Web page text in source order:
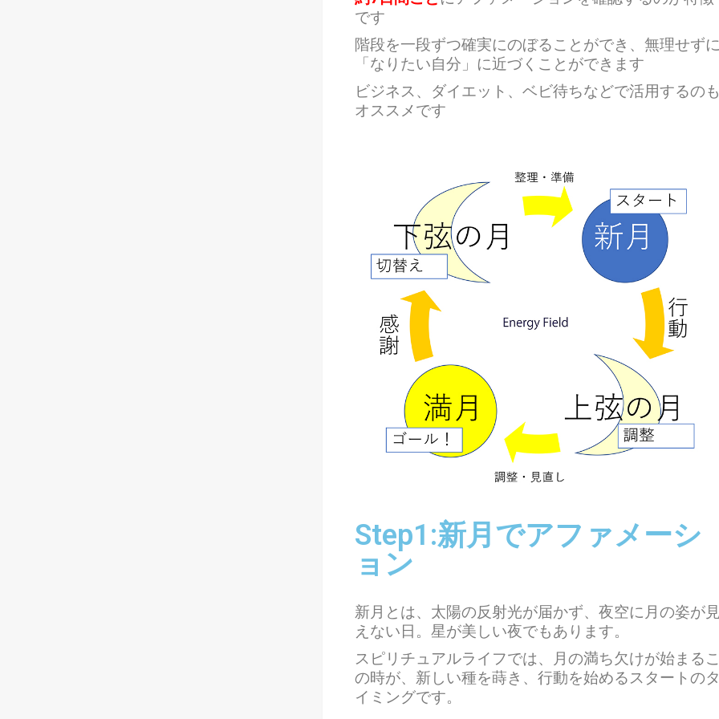
です
階段を一段ずつ確実にのぼることができ、無理せず
「なりたい自分」に近づくことができます
ビジネス、ダイエット、ベビ待ちなどで活用するの
オススメです
Step1:新月でアファメーシ
ョン
新月とは、太陽の反射光が届かず、夜空に月の姿が
えない日。星が美しい夜でもあります。
スピリチュアルライフでは、月の満ち欠けが始まる
の時が、新しい種を蒔き、行動を始めるスタートの
イミングです。